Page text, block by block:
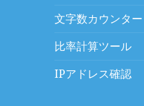
文字数カウンター
比率計算ツール
IPアドレス確認